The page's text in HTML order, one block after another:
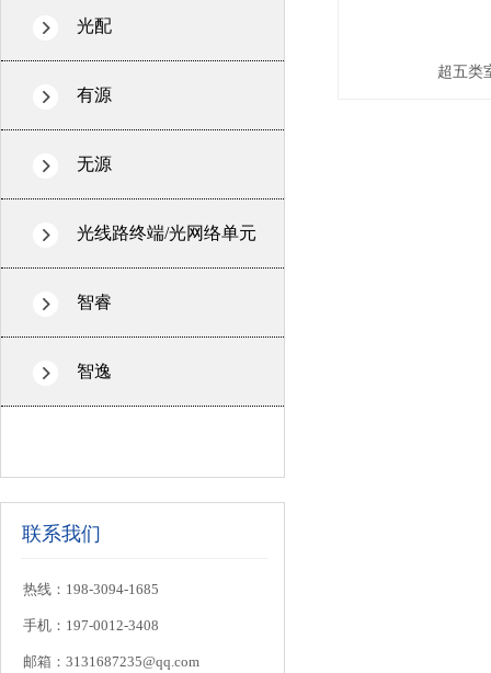
超五类
光配
有源
无源
光线路终端/光网络单元
智睿
智逸
联系我们
热线：198-3094-1685
手机：197-0012-3408
邮箱：3131687235@qq.com